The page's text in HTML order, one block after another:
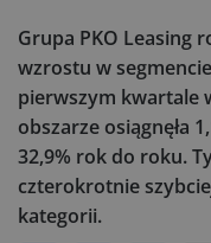
Grupa PKO Leasing
wzrostu w
pierwszym kwartale
obszarze osiągnęła
32,9% rok do roku.
czterokrotnie
kategorii.